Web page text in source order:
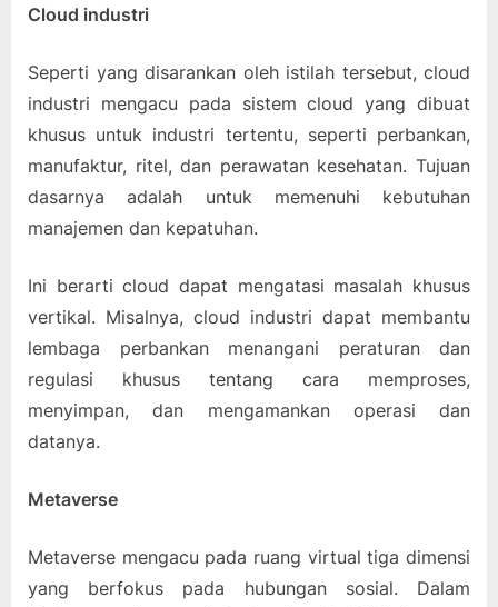
Cloud industri
Seperti yang disarankan oleh istilah tersebut, cloud
industri mengacu pada sistem cloud yang dibuat
khusus untuk industri tertentu, seperti perbankan,
manufaktur, ritel, dan perawatan kesehatan. Tujuan
dasarnya adalah untuk memenuhi kebutuhan
manajemen dan kepatuhan.
Ini berarti cloud dapat mengatasi masalah khusus
vertikal. Misalnya, cloud industri dapat membantu
lembaga perbankan menangani peraturan dan
regulasi khusus tentang cara memproses,
menyimpan, dan mengamankan operasi dan
datanya.
Metaverse
Metaverse mengacu pada ruang virtual tiga dimensi
yang berfokus pada hubungan sosial. Dalam